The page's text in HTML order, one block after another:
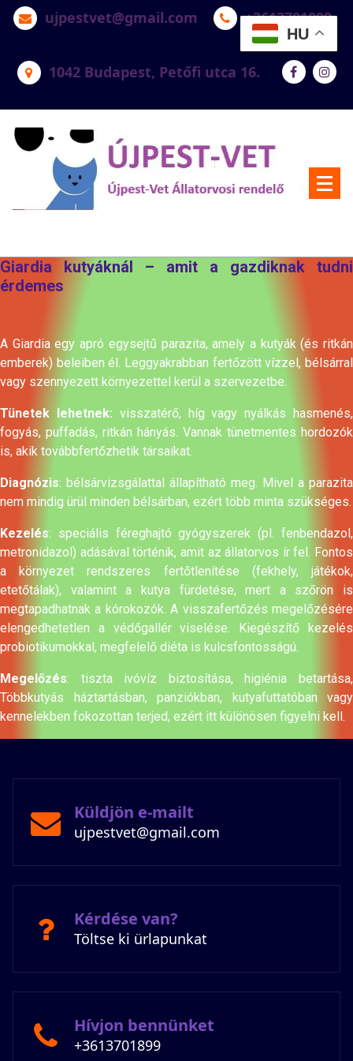
ujpestvet@gmail.com +3613701899
1042 Budapest, Petőfi utca 16.
Giardia kutyáknál – amit a gazdiknak tudni
érdemes
A Giardia egy apró egysejtű parazita, amely a kutyák (és ritkán
emberek) beleiben él. Leggyakrabban fertőzött vízzel, bélsárral
vagy szennyezett környezettel kerül a szervezetbe.
Tünetek lehetnek: visszatérő, híg vagy nyálkás hasmenés,
fogyás, puffadás, ritkán hányás. Vannak tünetmentes hordozók
is, akik továbbfertőzhetik társaikat.
Diagnózis: bélsárvizsgálattal állapítható meg. Mivel a parazita
nem mindig ürül minden bélsárban, ezért több minta szükséges.
Kezelés: speciális féreghajtó gyógyszerek (pl. fenbendazol,
metronidazol) adásával történik, amit az állatorvos ír fel. Fontos
a környezet rendszeres fertőtlenítése (fekhely, játékok,
etetőtálak), valamint a kutya fürdetése, mert a szőrön is
megtapadhatnak a kórokozók. A visszafertőzés megelőzésére
elengedhetetlen a védőgallér viselése. Kiegészítő kezelés
probiotikumokkal, megfelelő diéta is kulcsfontosságú.
Megelőzés: tiszta ivóvíz biztosítása, higiénia betartása,
Többkutyás háztartásban, panziókban, kutyafuttatóban vagy
kennelekben fokozottan terjed, ezért itt különösen figyelni kell.
Küldjön e-mailt
ujpestvet@gmail.com
Kérdése van?
Töltse ki ürlapunkat
Hívjon bennünket
+3613701899
HU